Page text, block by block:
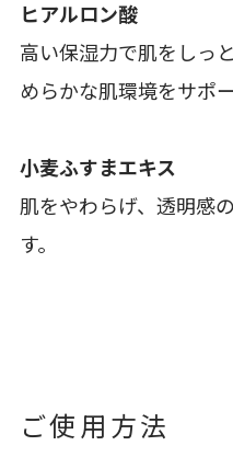
ヒアルロン酸
高い保湿力で肌をしっ
めらかな肌環境をサポ
小麦ふすまエキス
肌をやわらげ、透明感
す。
ご使用方法